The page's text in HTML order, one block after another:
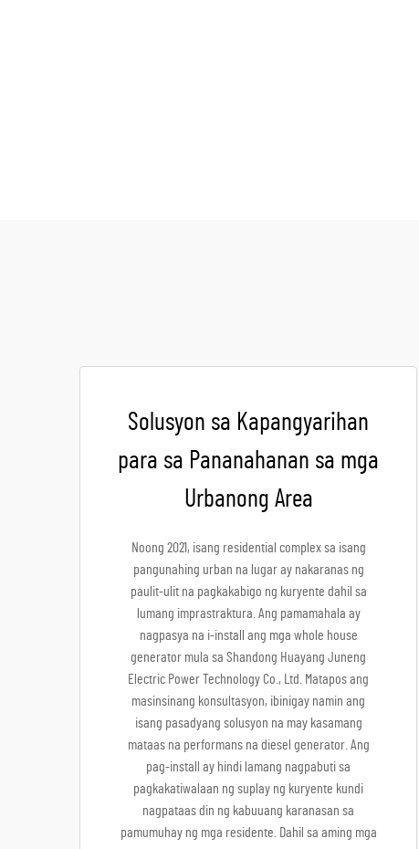
Solusyon sa Kapangyarihan
para sa Pananahanan sa mga
Urbanong Area
Noong 2021, isang residential complex sa isang
pangunahing urban na lugar ay nakaranas ng
paulit-ulit na pagkakabigo ng kuryente dahil sa
lumang imprastraktura. Ang pamamahala ay
nagpasya na i-install ang mga whole house
generator mula sa Shandong Huayang Juneng
Electric Power Technology Co., Ltd. Matapos ang
masinsinang konsultasyon, ibinigay namin ang
isang pasadyang solusyon na may kasamang
mataas na performans na diesel generator. Ang
pag-install ay hindi lamang nagpabuti sa
pagkakatiwalaan ng suplay ng kuryente kundi
nagpataas din ng kabuuang karanasan sa
pamumuhay ng mga residente. Dahil sa aming mga